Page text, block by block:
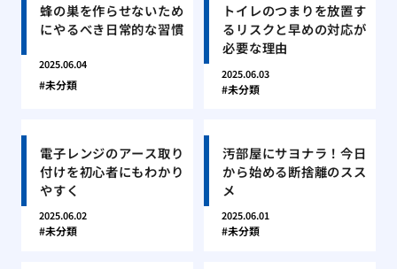
蜂の巣を作らせないため
にやるべき日常的な習慣
2025.06.04
未分類
トイレのつまりを放置す
るリスクと早めの対応が
必要な理由
2025.06.03
未分類
電子レンジのアース取り
付けを初心者にもわかり
やすく
2025.06.02
未分類
汚部屋にサヨナラ！今日
から始める断捨離のスス
メ
2025.06.01
未分類